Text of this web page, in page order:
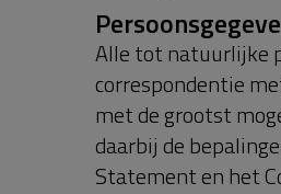
Alle tot natuurlijke
correspondentie
met de grootst
daarbij de
Statement en het